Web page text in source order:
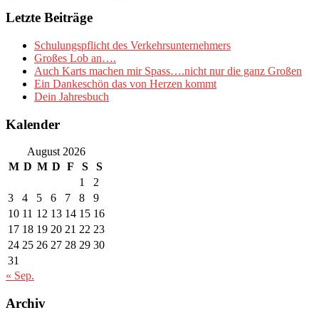
Letzte Beiträge
Schulungspflicht des Verkehrsunternehmers
Großes Lob an….
Auch Karts machen mir Spass….nicht nur die ganz Großen
Ein Dankeschön das von Herzen kommt
Dein Jahresbuch
Kalender
August 2026
M D M D F S
S
1
2
3
4 5 6 7 8
9
10 11 12 13 14 15 16
17 18 19 20 21 22 23
24 25 26 27 28 29 30
31
« Sep.
Archiv